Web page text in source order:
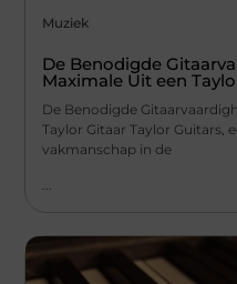
Muziek
De Benodigde
Maximale Uit een
De Benodigde
Taylor Gitaar Taylor
vakmanschap in de
...